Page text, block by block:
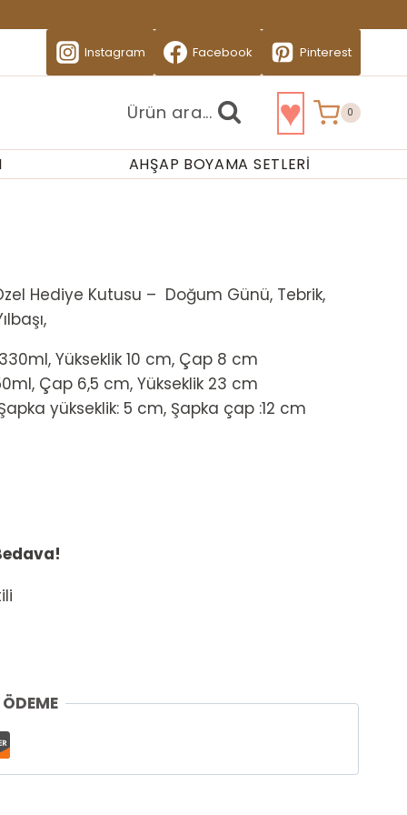
Instagram Facebook Pinterest
Ürün ara... ♥ 0
AHŞAP BOYAMA SETLERI
Özel Hediye Kutusu – Doğum Günü, Tebrik,
Yükseklik 10 cm, Çap 8 cm
Çap 6,5 cm, Yükseklik 23 cm
yükseklik: 5 cm, Şapka çap :12 cm